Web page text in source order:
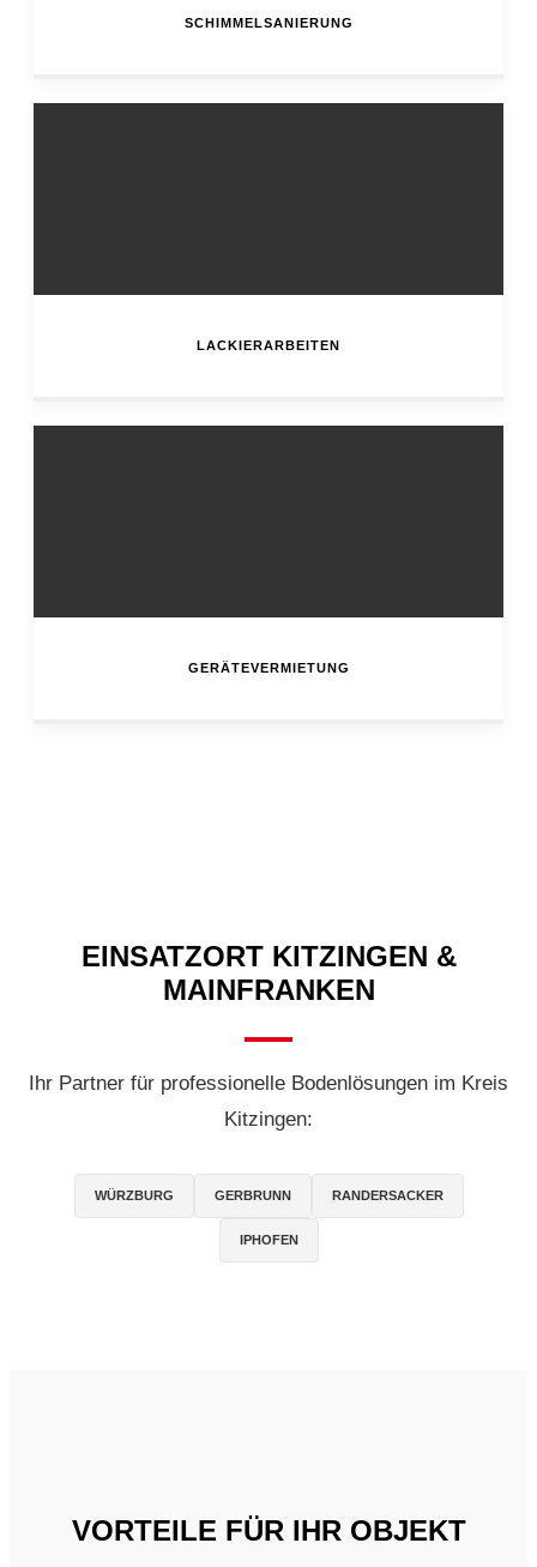
SCHIMMELSANIERUNG
LACKIERARBEITEN
GERÄTEVERMIETUNG
EINSATZORT KITZINGEN &
MAINFRANKEN
Ihr Partner für professionelle Bodenlösungen im Kreis
Kitzingen:
WÜRZBURG GERBRUNN RANDERSACKER
IPHOFEN
VORTEILE FÜR IHR OBJEKT